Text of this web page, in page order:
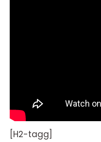
[H2-tagg]